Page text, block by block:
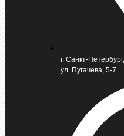
г. Санкт-Петербург,
ул. Пугачева, 5-7